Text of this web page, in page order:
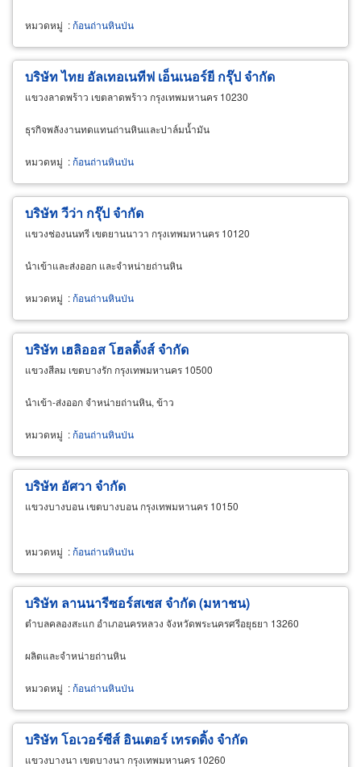
หมวดหมู่ : ก้อนถ่านหินป่น
บริษัท ไทย อัลเทอเนทีฟ เอ็นเนอร์ยี กรุ๊ป จำกัด
แขวงลาดพร้าว เขตลาดพร้าว กรุงเทพมหานคร 10230
ธุรกิจพลังงานทดแทนถ่านหินและปาล์มน้ำมัน
หมวดหมู่ : ก้อนถ่านหินป่น
บริษัท วีว่า กรุ๊ป จำกัด
แขวงช่องนนทรี เขตยานนาวา กรุงเทพมหานคร 10120
นำเข้าและส่งออก และจำหน่ายถ่านหิน
หมวดหมู่ : ก้อนถ่านหินป่น
บริษัท เฮลิออส โฮลดิ้งส์ จำกัด
แขวงสีลม เขตบางรัก กรุงเทพมหานคร 10500
นำเข้า-ส่งออก จำหน่ายถ่านหิน, ข้าว
หมวดหมู่ : ก้อนถ่านหินป่น
บริษัท อัศวา จำกัด
แขวงบางบอน เขตบางบอน กรุงเทพมหานคร 10150
หมวดหมู่ : ก้อนถ่านหินป่น
บริษัท ลานนารีซอร์สเซส จำกัด (มหาชน)
ตำบลคลองสะแก อำเภอนครหลวง จังหวัดพระนครศรีอยุธยา 13260
ผลิตและจำหน่ายถ่านหิน
หมวดหมู่ : ก้อนถ่านหินป่น
บริษัท โอเวอร์ซีส์ อินเตอร์ เทรดดิ้ง จำกัด
แขวงบางนา เขตบางนา กรุงเทพมหานคร 10260